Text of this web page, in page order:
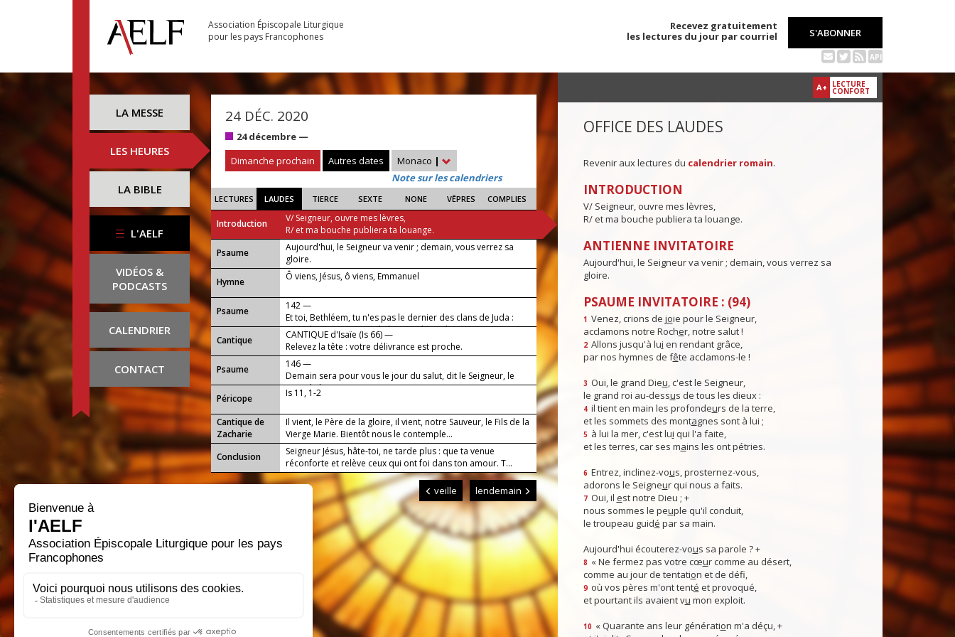
Association Épiscopale Liturgique
pour les pays Francophones
Recevez gratuitement
les lectures du jour par courriel
S'ABONNER
API
LA MESSE
LES HEURES
LA BIBLE
L'AELF
VIDÉOS &
PODCASTS
CALENDRIER
CONTACT
24 DÉC. 2020
24 décembre —
Dimanche prochain
Autres dates Monaco |
Note sur les calendriers
LECTURES LAUDES TIERCE SEXTE NONE VÊPRES COMPLIES
Introduction
V/ Seigneur, ouvre mes lèvres,
R/ et ma bouche publiera ta louange.
Psaume
Aujourd'hui, le Seigneur va venir ; demain, vous verrez sa
gloire.
Hymne
Ô viens, Jésus, ô viens, Emmanuel
Psaume
142 —
Et toi, Bethléem, tu n'es pas le dernier des clans de Juda :
c'est de toi que sortira le berger d'Israël !
Cantique
CANTIQUE d'Isaïe (Is 66) —
Relevez la tête : votre délivrance est proche.
Psaume
146 —
Demain sera pour vous le jour du salut, dit le Seigneur, le
Dieu de l'univers.
Péricope
Is 11, 1-2
Cantique de
Zacharie
Il vient, le Père de la gloire, il vient, notre Sauveur, le Fils de la
Vierge Marie. Bientôt nous le contemple...
Conclusion
Seigneur Jésus, hâte-toi, ne tarde plus : que ta venue
réconforte et relève ceux qui ont foi dans ton amour. T...
veille lendemain
A+ LECTURE
CONFORT
OFFICE DES LAUDES
Revenir aux lectures du calendrier romain.
INTRODUCTION
V/ Seigneur, ouvre mes lèvres,
R/ et ma bouche publiera ta louange.
ANTIENNE INVITATOIRE
Aujourd'hui, le Seigneur va venir ; demain, vous verrez sa
gloire.
PSAUME INVITATOIRE : (94)
1 Venez, crions de joie pour le Seigneur,
acclamons notre Rocher, notre salut !
2 Allons jusqu'à lui en rendant grâce,
par nos hymnes de fête acclamons-le !
3 Oui, le grand Dieu, c'est le Seigneur,
le grand roi au-dessus de tous les dieux :
4 il tient en main les profondeurs de la terre,
et les sommets des montagnes sont à lui ;
5 à lui la mer, c'est lui qui l'a faite,
et les terres, car ses mains les ont pétries.
6 Entrez, inclinez-vous, prosternez-vous,
adorons le Seigneur qui nous a faits.
7 Oui, il est notre Dieu ; +
nous sommes le peuple qu'il conduit,
le troupeau guidé par sa main.
Aujourd'hui écouterez-vous sa parole ? +
8 « Ne fermez pas votre cœur comme au désert,
comme au jour de tentation et de défi,
9 où vos pères m'ont tenté et provoqué,
et pourtant ils avaient vu mon exploit.
10 « Quarante ans leur génération m'a déçu, +